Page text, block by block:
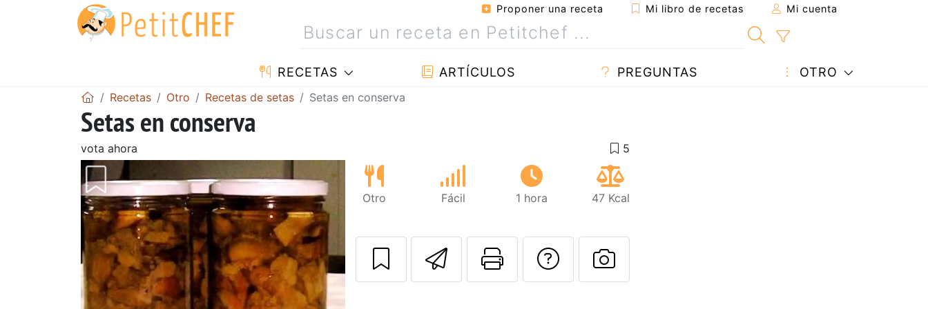
Proponer una receta Mi libro de recetas Mi cuenta
RECETAS ARTÍCULOS PREGUNTAS OTRO
Recetas Otro Recetas de setas Setas en conserva
Setas en conserva
vota ahora
Otro Fácil 1 hora 47 Kcal
Enviar esta receta a un amigo
Imprimir esta página
Preguntar al autor
Publicar la foto de esta receta